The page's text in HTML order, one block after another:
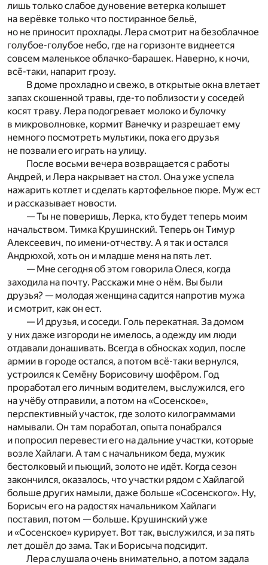
лишь только слабое дуновение ветерка колышет
на верёвке только что постиранное бельё,
но не приносит прохлады. Лера смотрит на безоблачное
голубое-голубое небо, где на горизонте виднеется
совсем маленькое облачко-барашек. Наверно, к ночи,
всё-таки, напарит грозу.
В доме прохладно и свежо, в открытые окна влетает
запах скошенной травы, где-то поблизости у соседей
косят траву. Лера подогревает молоко и булочку
в микроволновке, кормит Ванечку и разрешает ему
немного посмотреть мультики, пока его друзья
не позвали его играть на улицу.
После восьми вечера возвращается с работы
Андрей, и Лера накрывает на стол. Она уже успела
нажарить котлет и сделать картофельное пюре. Муж ест
и рассказывает новости.
— Ты не поверишь, Лерка, кто будет теперь моим
начальством. Тимка Крушинский. Теперь он Тимур
Алексеевич, по имени-отчеству. А я так и остался
Андрюхой, хоть он и младше меня на пять лет.
— Мне сегодня об этом говорила Олеся, когда
заходила на почту. Расскажи мне о нём. Вы были
друзья? — молодая женщина садится напротив мужа
и смотрит, как он ест.
— И друзья, и соседи. Голь перекатная. За домом
у них даже изгороди не имелось, а одежду им люди
отдавали донашивать. Всегда в обносках ходил, после
армии в городе остался, а потом всё-таки вернулся,
устроился к Семёну Борисовичу шофёром. Год
проработал его личным водителем, выслужился, его
на учёбу отправили, а потом на «Сосенское»,
перспективный участок, где золото килограммами
намывали. Он там поработал, опыта понабрался
и попросил перевести его на дальние участки, которые
возле Хайлаги. А там с начальником беда, мужик
бестолковый и пьющий, золото не идёт. Когда сезон
закончился, оказалось, что участки рядом с Хайлагой
больше других намыли, даже больше «Сосенского». Ну,
Борисыч его на радостях начальником Хайлаги
поставил, потом — больше. Крушинский уже
и «Сосенское» курирует. Вот так, выслужился, и за пять
лет дошёл до зама. Так и Борисыча подсидит.
Лера слушала очень внимательно, а потом задала